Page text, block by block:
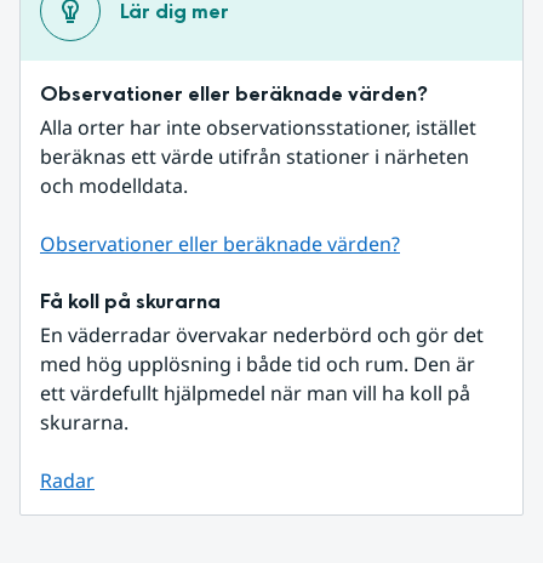
Lär dig mer
Observationer eller beräknade värden?
Alla orter har inte observationsstationer, istället
beräknas ett värde utifrån stationer i närheten
och modelldata.
Observationer eller beräknade värden?
Få koll på skurarna
En väderradar övervakar nederbörd och gör det
med hög upplösning i både tid och rum. Den är
ett värdefullt hjälpmedel när man vill ha koll på
skurarna.
Radar